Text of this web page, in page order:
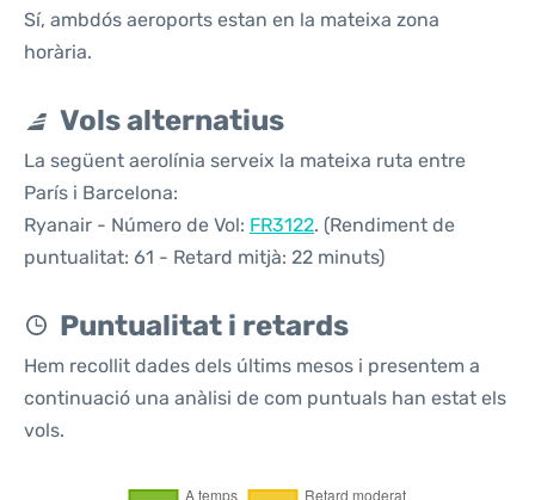
Sí, ambdós aeroports estan en la mateixa zona
horària.
Vols alternatius
La següent aerolínia serveix la mateixa ruta entre
París i Barcelona:
Ryanair - Número de Vol: FR3122. (Rendiment de
puntualitat: 61 - Retard mitjà: 22 minuts)
Puntualitat i retards
Hem recollit dades dels últims mesos i presentem a
continuació una anàlisi de com puntuals han estat els
vols.